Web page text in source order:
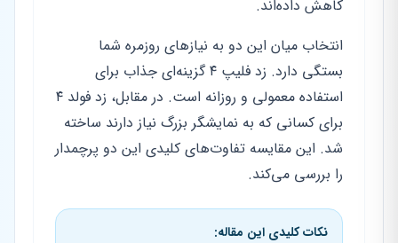
کاهش داده‌اند.
انتخاب میان این دو به نیازهای روزمره شما
بستگی دارد. زد فلیپ ۴ گزینه‌ای جذاب برای
استفاده معمولی و روزانه است. در مقابل، زد فولد ۴
برای کسانی که به نمایشگر بزرگ نیاز دارند ساخته
شد. این مقایسه تفاوت‌های کلیدی این دو پرچمدار
را بررسی می‌کند.
نکات کلیدی این مقاله: